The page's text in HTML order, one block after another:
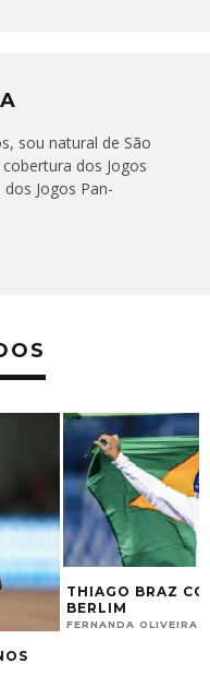
sou natural de São
dos Jogos
Jogos Pan-
THIAGO BRAZ
BERLIM
FERNANDA OLIVEIRA